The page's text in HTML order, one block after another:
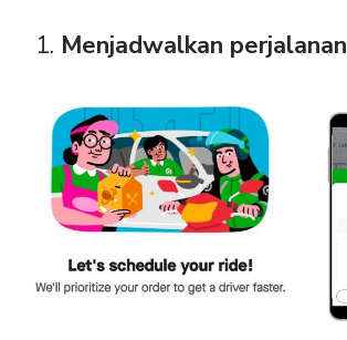
Menjadwalkan perjalanan